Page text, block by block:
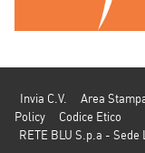
Invia C.V. Area
Policy
Codice Etico
RETE BLU S.p.a -